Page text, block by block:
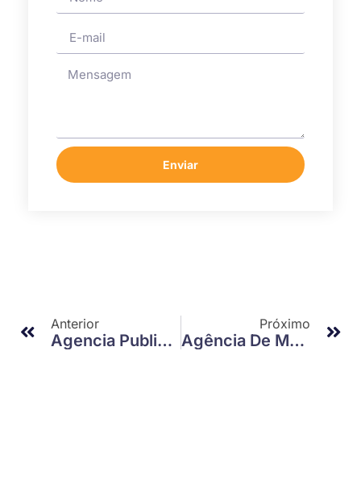
Enviar
Anterior
Agencia Publicidade Rio Preto: Como Impulsionar Sua Marca Na Região
Próximo
Agência De Marketing Digital Para Pequenas Empresas: Como Alavancar Seu Negócio